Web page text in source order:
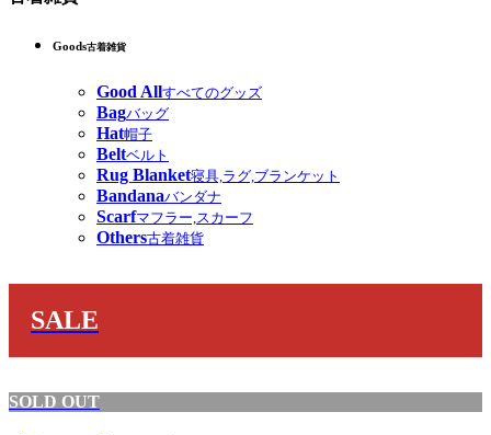
Goods古着雑貨
Good Allすべてのグッズ
Bagバッグ
Hat帽子
Beltベルト
Rug Blanket寝具,ラグ,ブランケット
Bandanaバンダナ
Scarfマフラー,スカーフ
Others古着雑貨
SALE
SOLD OUT